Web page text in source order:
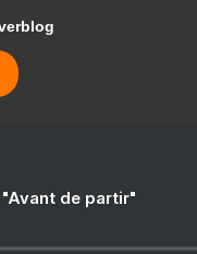
de partir"